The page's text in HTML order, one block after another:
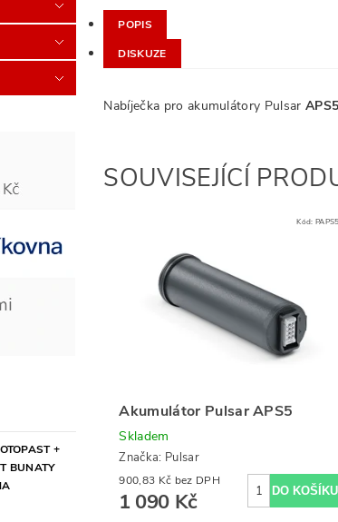
+
BUNATY
POPIS
DISKUZE
Nabíječka pro akumulátory Pulsar
SOUVISEJÍCÍ
Kód: PAPS5
Akumulátor Pulsar APS5
Skladem
Značka: Pulsar
900,83 Kč bez DPH
1 090 Kč